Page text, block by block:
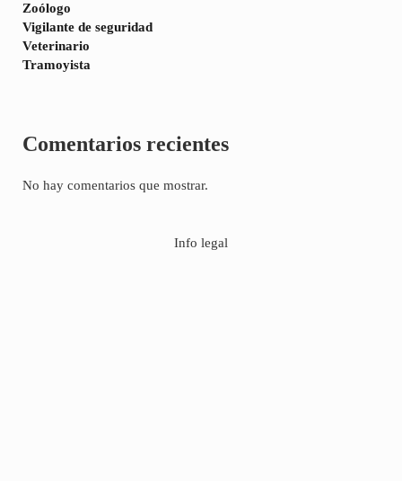
Zoólogo
Vigilante de seguridad
Veterinario
Tramoyista
Comentarios recientes
No hay comentarios que mostrar.
Info legal